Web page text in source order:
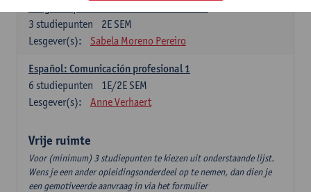
2E SEM
3 studiepunten
Lesgever(s):
Sabela Moreno Pereiro
Español: Comunicación profesional 1
1E/2E SEM
6 studiepunten
Lesgever(s):
Anne Verhaert
Vrije ruimte
Voor (minimum) 3 studiepunten te kiezen uit onderstaande lijst.
Wens je een ander opleidingsonderdeel op te nemen, dan dien je
een gemotiveerde aanvraag in via het formulier